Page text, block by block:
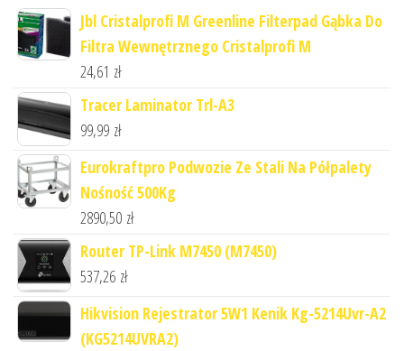
Jbl Cristalprofi M Greenline Filterpad Gąbka Do
Filtra Wewnętrznego Cristalprofi M
24,61 zł
Tracer Laminator Trl-A3
99,99 zł
Eurokraftpro Podwozie Ze Stali Na Półpalety
Nośność 500Kg
2890,50 zł
Router TP-Link M7450 (M7450)
537,26 zł
Hikvision Rejestrator 5W1 Kenik Kg-5214Uvr-A2
(KG5214UVRA2)